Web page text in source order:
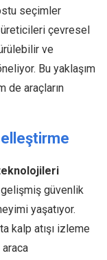
seçimler
üreticileri çevresel
ve
Bu yaklaşım
de araçların
gelişmiş güvenlik
yaşatıyor.
kalp atışı izleme
araca